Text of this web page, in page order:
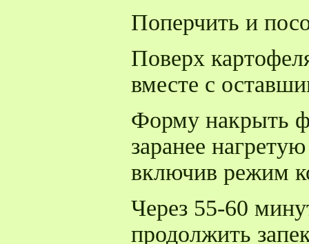
Поперчить и
Поверх
вместе с
Форму накрыть
заранее
включив режим
Через 55-60
продолжить